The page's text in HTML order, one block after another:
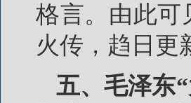
格言。由此可
火传，趋日更
五、毛泽东